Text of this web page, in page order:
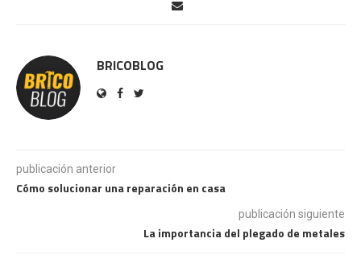
BRICOBLOG
publicación anterior
Cómo solucionar una reparación en casa
publicación siguiente
La importancia del plegado de metales